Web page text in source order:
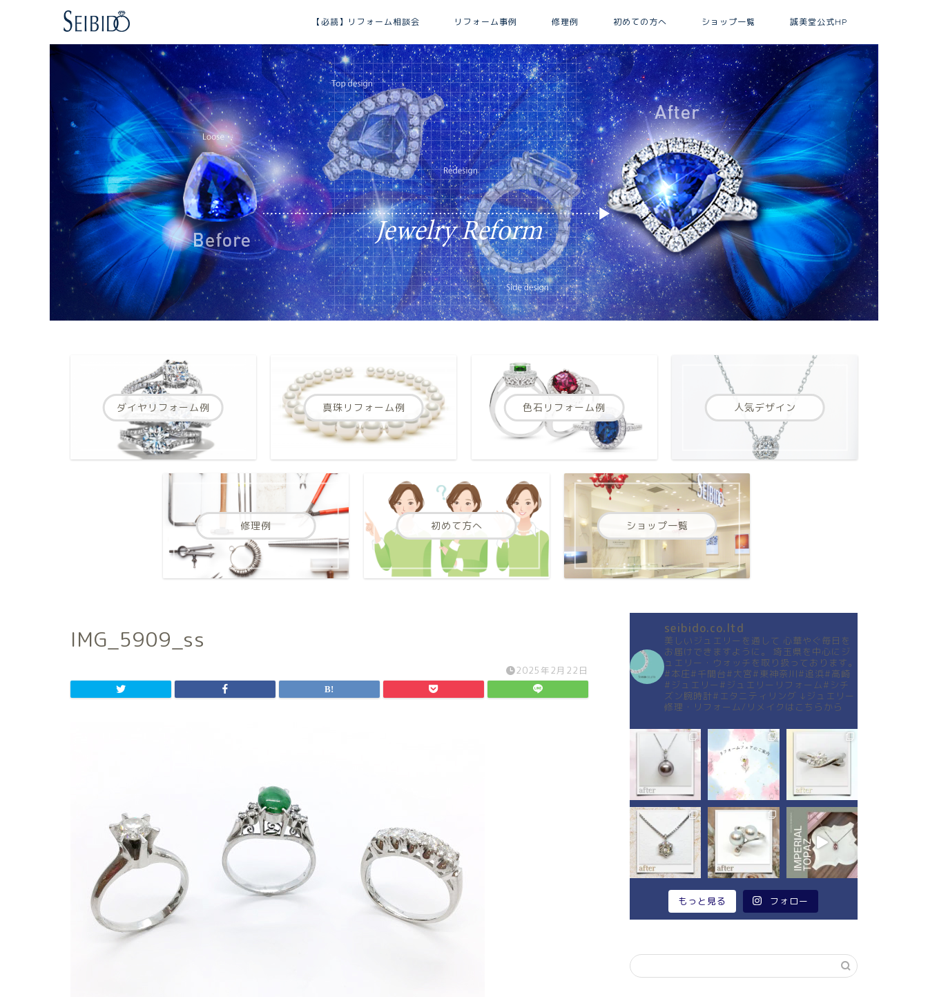
【必読】リフォーム相談会 リフォーム事例 修理例 初めての方へ ショップ一覧 誠美堂公式HP
ダイヤリフォーム例 真珠リフォーム例 色石リフォーム例 人気デザイン
修理例 初めて方へ ショップ一覧
IMG_5909_ss
2025年2月22日
seibido.co.ltd
美しいジュエリーを通して 心華やぐ毎日を
お届けできますように。
埼玉県を中心にジ
ュエリー・ウォッチを取り扱っております。
#本庄#千間台#大宮#東神奈川#追浜#高崎
#ジュエリー#ジュエリーリフォーム#シチ
ズン腕時計#エタニティリング ↓ジュエリー
修理・リフォーム/リメイクはこちらから
もっと見る フォロー